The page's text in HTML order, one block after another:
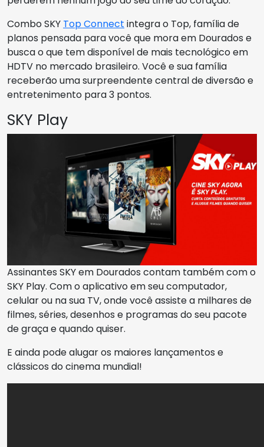
Combo SKY Top Connect integra o Top, família de
planos pensada para você que mora em Dourados e
busca o que tem disponível de mais tecnológico em
HDTV no mercado brasileiro. Você e sua família
receberão uma surpreendente central de diversão e
entretenimento para 3 pontos.
SKY Play
Assinantes SKY em Dourados contam também com o
SKY Play. Com o aplicativo em seu computador,
celular ou na sua TV, onde você assiste a milhares de
filmes, séries, desenhos e programas do seu pacote
de graça e quando quiser.
E ainda pode alugar os maiores lançamentos e
clássicos do cinema mundial!